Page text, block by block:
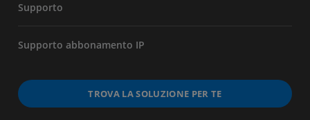
Supporto
Supporto abbonamento IP
TROVA LA SOLUZIONE PER TE